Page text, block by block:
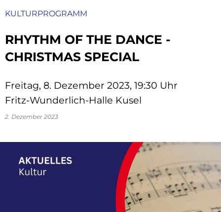
KULTURPROGRAMM
RHYTHM OF THE DANCE -
CHRISTMAS SPECIAL
Freitag, 8. Dezember 2023, 19:30 Uhr
Fritz-Wunderlich-Halle Kusel
2. Dezember 2023